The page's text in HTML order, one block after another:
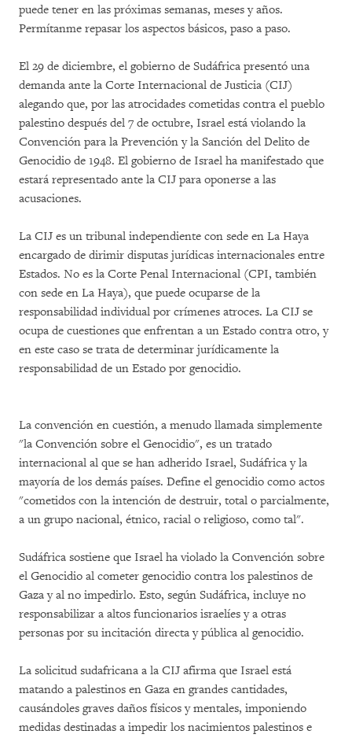
puede tener en las próximas semanas, meses y años.
Permítanme repasar los aspectos básicos, paso a paso.
El 29 de diciembre, el gobierno de Sudáfrica presentó una
demanda ante la Corte Internacional de Justicia (CIJ)
alegando que, por las atrocidades cometidas contra el pueblo
palestino después del 7 de octubre, Israel está violando la
Convención para la Prevención y la Sanción del Delito de
Genocidio de 1948. El gobierno de Israel ha manifestado que
estará representado ante la CIJ para oponerse a las
acusaciones.
La CIJ es un tribunal independiente con sede en La Haya
encargado de dirimir disputas jurídicas internacionales entre
Estados. No es la Corte Penal Internacional (CPI, también
con sede en La Haya), que puede ocuparse de la
responsabilidad individual por crímenes atroces. La CIJ se
ocupa de cuestiones que enfrentan a un Estado contra otro, y
en este caso se trata de determinar jurídicamente la
responsabilidad de un Estado por genocidio.
La convención en cuestión, a menudo llamada simplemente
"la Convención sobre el Genocidio", es un tratado
internacional al que se han adherido Israel, Sudáfrica y la
mayoría de los demás países. Define el genocidio como actos
"cometidos con la intención de destruir, total o parcialmente,
a un grupo nacional, étnico, racial o religioso, como tal".
Sudáfrica sostiene que Israel ha violado la Convención sobre
el Genocidio al cometer genocidio contra los palestinos de
Gaza y al no impedirlo. Esto, según Sudáfrica, incluye no
responsabilizar a altos funcionarios israelíes y a otras
personas por su incitación directa y pública al genocidio.
La solicitud sudafricana a la CIJ afirma que Israel está
matando a palestinos en Gaza en grandes cantidades,
causándoles graves daños físicos y mentales, imponiendo
medidas destinadas a impedir los nacimientos palestinos e